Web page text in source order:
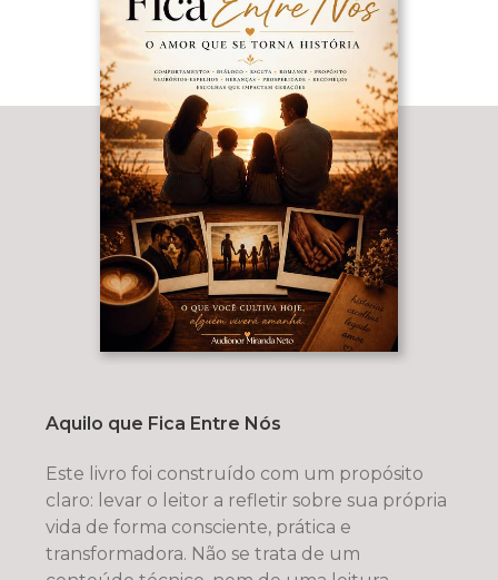
Aquilo que Fica Entre Nós
Este livro foi construído com um propósito
claro: levar o leitor a refletir sobre sua própria
vida de forma consciente, prática e
transformadora. Não se trata de um